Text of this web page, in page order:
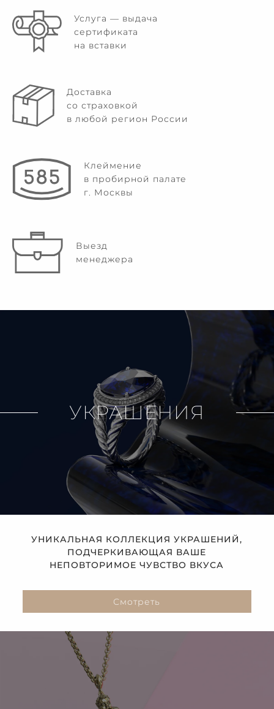
Услуга — выдача
сертификата
на вставки
Доставка
со страховкой
в любой регион России
Клеймение
в пробирной палате
г. Москвы
Выезд
менеджера
УКРАШЕНИЯ
УНИКАЛЬНАЯ КОЛЛЕКЦИЯ УКРАШЕНИЙ,
ПОДЧЕРКИВАЮЩАЯ ВАШЕ
НЕПОВТОРИМОЕ ЧУВСТВО ВКУСА
Смотреть